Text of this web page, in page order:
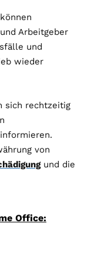
Arbeitgeber
und
wieder
sich rechtzeitig
von
und die
Office: